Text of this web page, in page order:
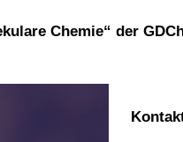
Chemie“ der